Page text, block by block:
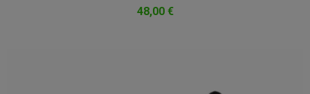
48,00 €